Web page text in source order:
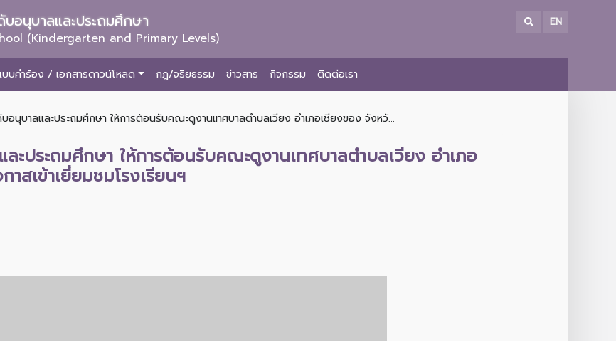
บอนุบาลและประถมศึกษา
(Kindergarten and Primary Levels)
EN
บคำร้อง / เอกสารดาวน์โหลด กฎ/จริยธรรม ข่าวสาร กิจกรรม ติดต่อเรา
อนุบาลและประถมศึกษา ให้การต้อนรับคณะดูงานเทศบาลตำบลเวียง อำเภอเชียงของ จังหวั...
ะประถมศึกษา ให้การต้อนรับคณะดูงานเทศบาลตำบลเวียง อำเภอ
สเข้าเยี่ยมชมโรงเรียนฯ